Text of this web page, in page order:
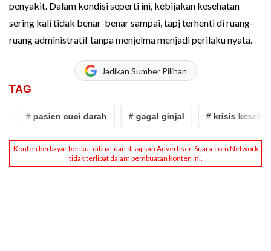
penyakit. Dalam kondisi seperti ini, kebijakan kesehatan
sering kali tidak benar-benar sampai, tapj terhenti di ruang-
ruang administratif tanpa menjelma menjadi perilaku nyata.
Jadikan Sumber Pilihan
TAG
# pasien cuci darah # gagal ginjal # krisis kesehatan